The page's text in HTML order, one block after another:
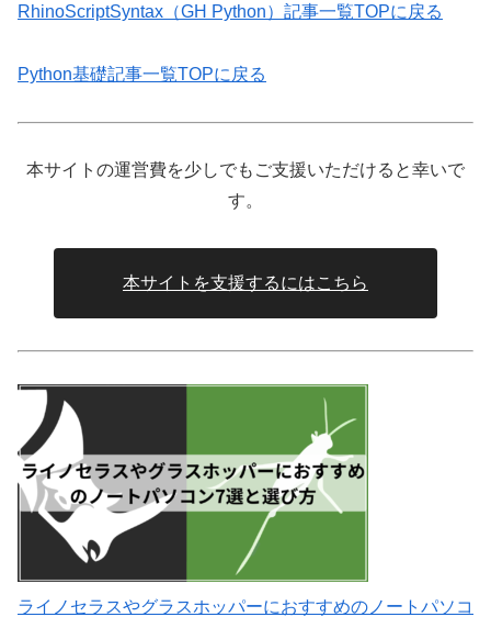
RhinoScriptSyntax（GH Python）記事一覧TOPに戻る
Python基礎記事一覧TOPに戻る
本サイトの運営費を少しでもご支援いただけると幸いで
す。
本サイトを支援するにはこちら
ライノセラスやグラスホッパーにおすすめのノートパソコ